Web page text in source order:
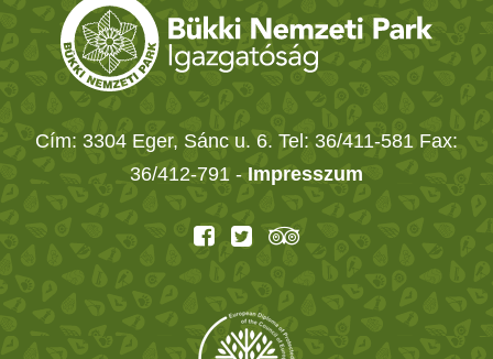
Cím: 3304 Eger, Sánc u. 6. Tel: 36/411-581 Fax:
36/412-791 - Impresszum